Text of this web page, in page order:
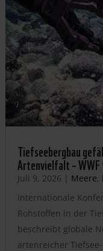
Tiefseebergbau
Artenvielfalt –
Juli 9, 2026 | Meere,
Internationale
Rohstoffen in der
beschreibt globale
artenreicher